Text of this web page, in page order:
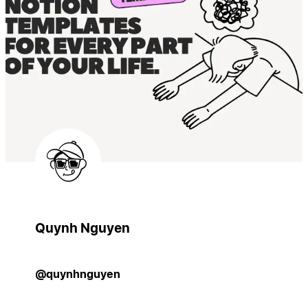
Quynh Nguyen
@quynhnguyen